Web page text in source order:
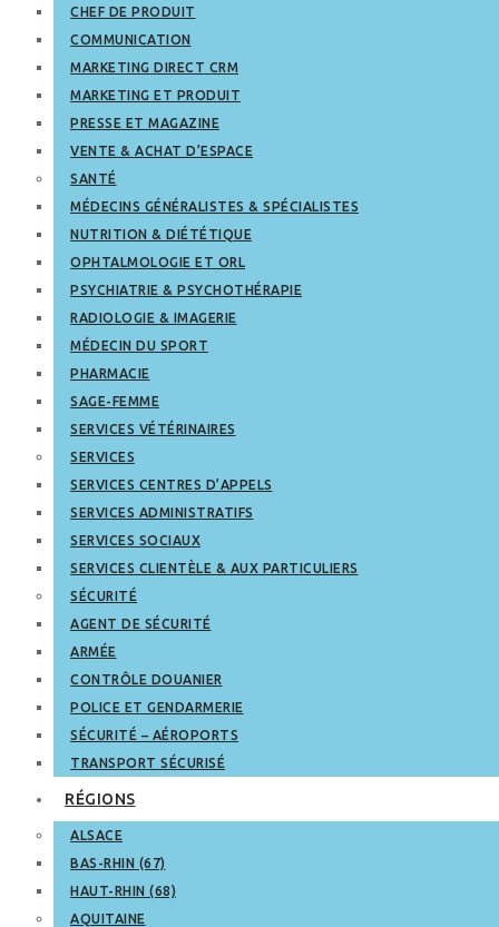
CHEF DE PRODUIT
COMMUNICATION
MARKETING DIRECT CRM
MARKETING ET PRODUIT
PRESSE ET MAGAZINE
VENTE & ACHAT D’ESPACE
SANTÉ
MÉDECINS GÉNÉRALISTES & SPÉCIALISTES
NUTRITION & DIÉTÉTIQUE
OPHTALMOLOGIE ET ORL
PSYCHIATRIE & PSYCHOTHÉRAPIE
RADIOLOGIE & IMAGERIE
MÉDECIN DU SPORT
PHARMACIE
SAGE-FEMME
SERVICES VÉTÉRINAIRES
SERVICES
SERVICES CENTRES D’APPELS
SERVICES ADMINISTRATIFS
SERVICES SOCIAUX
SERVICES CLIENTÈLE & AUX PARTICULIERS
SÉCURITÉ
AGENT DE SÉCURITÉ
ARMÉE
CONTRÔLE DOUANIER
POLICE ET GENDARMERIE
SÉCURITÉ – AÉROPORTS
TRANSPORT SÉCURISÉ
RÉGIONS
ALSACE
BAS-RHIN (67)
HAUT-RHIN (68)
AQUITAINE